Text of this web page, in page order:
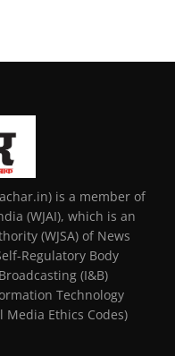
is a member of
(WJAI), which is an
(WJSA) of News
Regulatory Body
(I&B)
Technology
Ethics Codes)